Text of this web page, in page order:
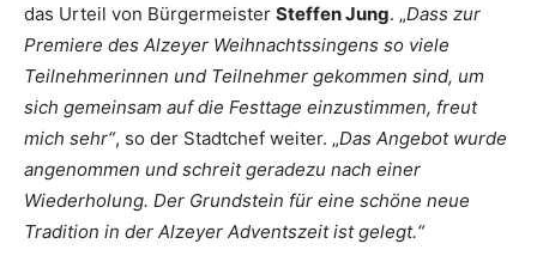
das Urteil von Bürgermeister Steffen Jung. „Dass zur
Premiere des Alzeyer Weihnachtssingens so viele
Teilnehmerinnen und Teilnehmer gekommen sind, um
sich gemeinsam auf die Festtage einzustimmen, freut
mich sehr“, so der Stadtchef weiter. „Das Angebot wurde
angenommen und schreit geradezu nach einer
Wiederholung. Der Grundstein für eine schöne neue
Tradition in der Alzeyer Adventszeit ist gelegt.“